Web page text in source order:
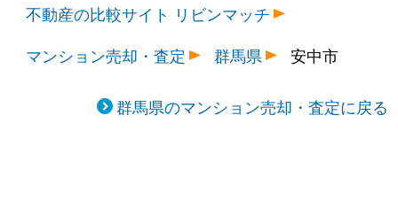
不動産の比較サイト リビンマッチ
マンション売却・査定
群馬県 安中市
群馬県のマンション売却・査定に戻る